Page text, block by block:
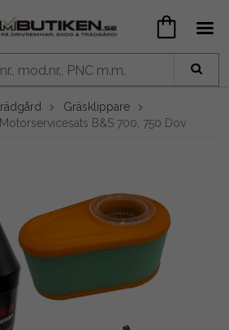
Gräsklippare
Motorservicesats B&S 700, 750 Dov